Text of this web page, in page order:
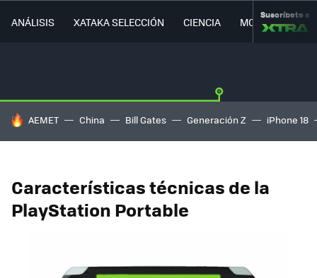
ANÁLISIS XATAKA SELECCIÓN CIENCIA MOVILIDAD
Suscríbete a
HOY SE HABLA DE
AEMET China Bill Gates Generación Z iPhone 18
Características técnicas de la
PlayStation Portable